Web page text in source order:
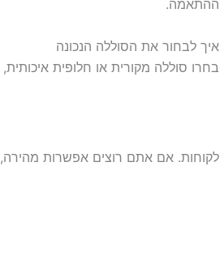
ההתאמה.
איך לבחור את הסוללה הנכונה
לקוחות. אם אתם רוצים אפשרות מהירה,